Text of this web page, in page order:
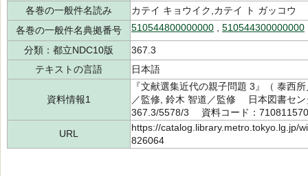
各巻の一般件名読み
カテイ キョウイク,カテイ ト ガッコウ
各巻の一般件名典拠番号
510544800000000 510544300000000
分類：都立NDC10版
367.3
テキストの言語
日本語
資料情報1
『文献選集近代の親子問題 3』（ 泰
／監修, 鈴木 智道／監修 日本図書セ
367.3/5578/3 資料コード：
URL
https://catalog.library.metro.tokyo.lg.jp/
826064